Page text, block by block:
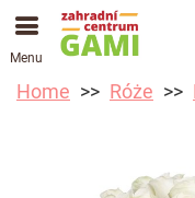
Menu
Home Róże